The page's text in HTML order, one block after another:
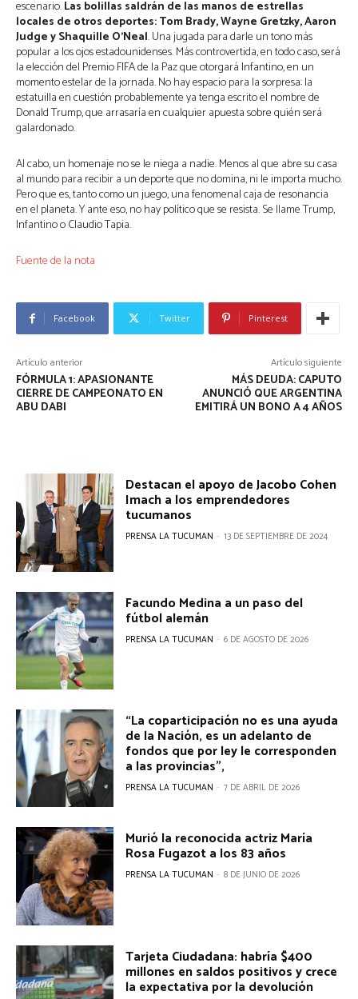
escenario.Las bolillas saldrán de las manos de estrellas
locales de otros deportes: Tom Brady, Wayne Gretzky, Aaron
Judge y Shaquille O’Neal. Una jugada para darle un tono más
popular a los ojos estadounidenses. Más controvertida, en todo caso, será
la elección del Premio FIFA de la Paz que otorgará Infantino, en un
momento estelar de la jornada. No hay espacio para la sorpresa: la
estatuilla en cuestión probablemente ya tenga escrito el nombre de
Donald Trump, que arrasaría en cualquier apuesta sobre quién será
galardonado.
Al cabo, un homenaje no se le niega a nadie. Menos al que abre su casa
al mundo para recibir a un deporte que no domina, ni le importa mucho.
Pero que es, tanto como un juego, una fenomenal caja de resonancia
en el planeta. Y ante eso, no hay político que se resista. Se llame Trump,
Infantino o Claudio Tapia.
Fuente de la nota
Facebook Twitter Pinterest
Artículo anterior
FÓRMULA 1: APASIONANTE
CIERRE DE CAMPEONATO EN
ABU DABI
Artículo siguiente
MÁS DEUDA: CAPUTO
ANUNCIÓ QUE ARGENTINA
EMITIRÁ UN BONO A 4 AÑOS
Destacan el apoyo de Jacobo Cohen
Imach a los emprendedores
tucumanos
PRENSA LA TUCUMAN - 13 DE SEPTIEMBRE DE 2024
Facundo Medina a un paso del
fútbol alemán
PRENSA LA TUCUMAN - 6 DE AGOSTO DE 2026
“La coparticipación no es una ayuda
de la Nación, es un adelanto de
fondos que por ley le corresponden
a las provincias”,
PRENSA LA TUCUMAN - 7 DE ABRIL DE 2026
Murió la reconocida actriz María
Rosa Fugazot a los 83 años
PRENSA LA TUCUMAN - 8 DE JUNIO DE 2026
Tarjeta Ciudadana: habría $400
millones en saldos positivos y crece
la expectativa por la devolución